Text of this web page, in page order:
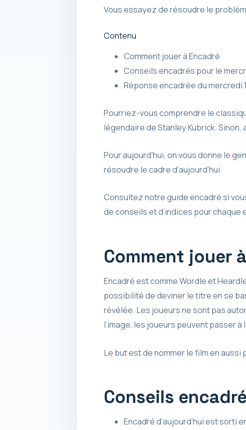
Vous essayez de résoudre le
Contenu
Comment jouer à Encadré
Conseils encadrés pour le
Réponse encadrée du mercredi
Pourriez-vous comprendre le
légendaire de Stanley Kubrick.
Pour aujourd’hui, on vous donne le
résoudre le cadre d’aujourd’hui.
Consultez notre guide encadré si
de conseils et d’indices pour chaque
Comment jouer
Encadré est comme Wordle et
possibilité de deviner le titre en se
révélée. Les joueurs ne sont pas
l’image, les joueurs peuvent passer
Le but est de nommer le film en
Conseils
Encadré d’aujourd’hui est sorti